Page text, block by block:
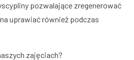
pozwalające zregenerować
uprawiać również podczas
zajęciach?